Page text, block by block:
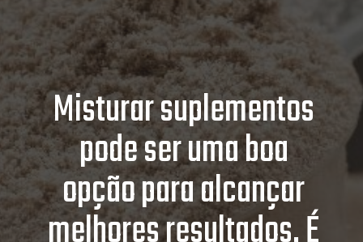
Misturar suplementos
pode ser uma boa
opção para alcançar